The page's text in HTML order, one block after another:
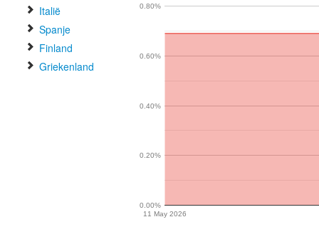
Italië
Spanje
Finland
Griekenland
11 May 2026
0.00%
0.20%
0.40%
0.60%
0.80%